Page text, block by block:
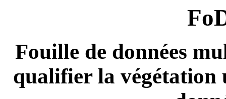
Fouille de données
qualifier la végétation